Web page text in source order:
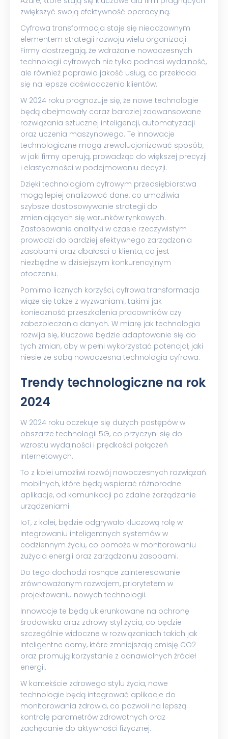
zwiększyć swoją efektywność operacyjną.
Cyfrowa transformacja staje się nieodzownym
elementem strategii rozwoju wielu organizacji.
Firmy dostrzegają, że wdrażanie nowoczesnych
technologii cyfrowych nie tylko podnosi wydajność,
ale również poprawia jakość usług, co przekłada
się na lepsze doświadczenia klientów.
W 2024 roku prognozuje się, że nowe technologie
będą obejmowały coraz bardziej zaawansowane
rozwiązania sztucznej inteligencji, automatyzacji
oraz uczenia maszynowego. Te innowacje
technologiczne mogą zrewolucjonizować sposób,
w jaki firmy operują, prowadząc do większej precyzji
i elastyczności w podejmowaniu decyzji.
Dzięki technologiom cyfrowym przedsiębiorstwa
mogą lepiej analizować dane, co umożliwia
szybsze dostosowywanie strategii do
zmieniających się warunków rynkowych.
Zastosowanie analityki w czasie rzeczywistym
prowadzi do bardziej efektywnego zarządzania
zasobami oraz dbałości o klienta, co jest
niezbędne w dzisiejszym konkurencyjnym
otoczeniu.
Pomimo licznych korzyści, cyfrowa transformacja
wiąże się także z wyzwaniami, takimi jak
konieczność przeszkolenia pracowników czy
zabezpieczania danych. W miarę jak technologia
rozwija się, kluczowe będzie adaptowanie się do
tych zmian, aby w pełni wykorzystać potencjał, jaki
niesie ze sobą nowoczesna technologia cyfrowa.
Trendy technologiczne na rok
2024
W 2024 roku oczekuje się dużych postępów w
obszarze technologii 5G, co przyczyni się do
wzrostu wydajności i prędkości połączeń
internetowych.
To z kolei umożliwi rozwój nowoczesnych rozwiązań
mobilnych, które będą wspierać różnorodne
aplikacje, od komunikacji po zdalne zarządzanie
urządzeniami.
IoT, z kolei, będzie odgrywało kluczową rolę w
integrowaniu inteligentnych systemów w
codziennym życiu, co pomoże w monitorowaniu
zużycia energii oraz zarządzaniu zasobami.
Do tego dochodzi rosnące zainteresowanie
zrównoważonym rozwojem, priorytetem w
projektowaniu nowych technologii.
Innowacje te będą ukierunkowane na ochronę
środowiska oraz zdrowy styl życia, co będzie
szczególnie widoczne w rozwiązaniach takich jak
inteligentne domy, które zmniejszają emisję CO2
oraz promują korzystanie z odnawialnych źródeł
energii.
W kontekście zdrowego stylu życia, nowe
technologie będą integrować aplikacje do
monitorowania zdrowia, co pozwoli na lepszą
kontrolę parametrów zdrowotnych oraz
zachęcanie do aktywności fizycznej.